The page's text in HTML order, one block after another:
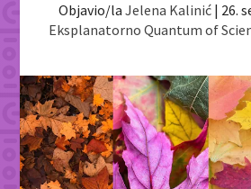
Objavio/la Jelena Kalinić| 26.
Eksplanatorno Quantum of